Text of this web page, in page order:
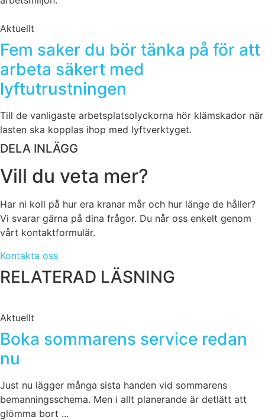
Aktuellt
Fem saker du bör tänka på för att
arbeta säkert med
lyftutrustningen
Till de vanligaste arbetsplatsolyckorna hör klämskador när
lasten ska kopplas ihop med lyftverktyget.
DELA INLÄGG
Vill du veta mer?
Har ni koll på hur era kranar mår och hur länge de håller?
Vi svarar gärna på dina frågor. Du når oss enkelt genom
vårt kontaktformulär.
Kontakta oss
RELATERAD LÄSNING
Aktuellt
Boka sommarens service redan
nu
Just nu lägger många sista handen vid sommarens
bemanningsschema. Men i allt planerande är detlätt att
glömma bort ...